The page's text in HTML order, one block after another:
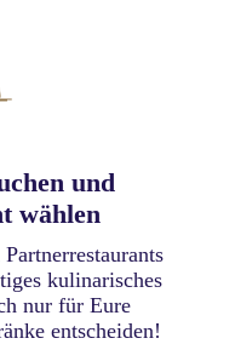
und
wählen
kulinarisches
nur für Eure
entscheiden!